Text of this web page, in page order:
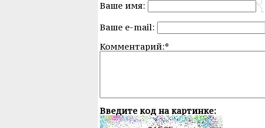
Ваше имя:
Ваше e-mail:
Комментарий:*
Введите код на картинке: